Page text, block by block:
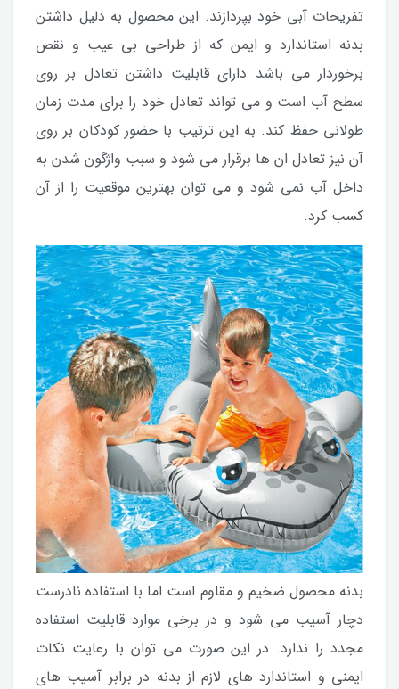
تفریحات آبی خود بپردازند. این محصول به دلیل داشتن
بدنه استاندارد و ایمن که از طراحی بی عیب و نقص
برخوردار می باشد دارای قابلیت داشتن تعادل بر روی
سطح آب است و می تواند تعادل خود را برای مدت زمان
طولانی حفظ کند. به این ترتیب با حضور کودکان بر روی
آن نیز تعادل ان ها برقرار می شود و سبب واژگون شدن به
داخل آب نمی شود و می توان بهترین موقعیت را از آن
کسب کرد.
بدنه محصول ضخیم و مقاوم است اما با استفاده نادرست
دچار آسیب می شود و در برخی موارد قابلیت استفاده
مجدد را ندارد. در این صورت می توان با رعایت نکات
ایمنی و استاندارد های لازم از بدنه در برابر آسیب های